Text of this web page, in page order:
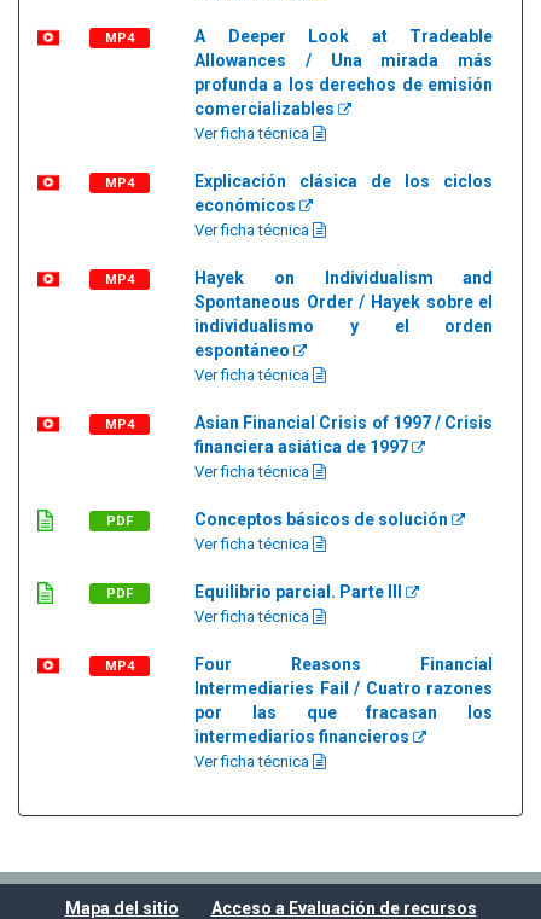
MP4
A Deeper Look at Tradeable
Allowances / Una mirada más
profunda a los derechos de emisión
comercializables
Ver ficha técnica
MP4
Explicación clásica de los ciclos
económicos
Ver ficha técnica
MP4
Hayek on Individualism and
Spontaneous Order / Hayek sobre el
individualismo y el orden
espontáneo
Ver ficha técnica
MP4
Asian Financial Crisis of 1997 / Crisis
financiera asiática de 1997
Ver ficha técnica
PDF Conceptos básicos de solución
Ver ficha técnica
PDF Equilibrio parcial. Parte III
Ver ficha técnica
MP4
Four Reasons Financial
Intermediaries Fail / Cuatro razones
por las que fracasan los
intermediarios financieros
Ver ficha técnica
Mapa del sitio Acceso a Evaluación de recursos